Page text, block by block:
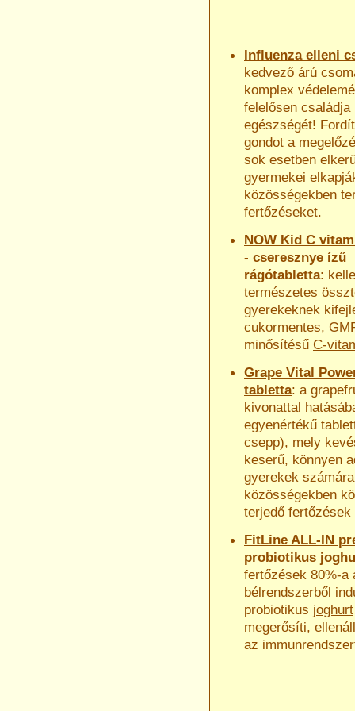
Influenza elleni
kedvező árú
komplex
felelősen családja
egészségét!
gondot a
sok esetben
gyermekei
közösségekben
fertőzéseket.
NOW Kid C
- cseresznye ízű
rágótabletta:
természetes
gyerekeknek
cukormentes,
minősítésű C-
Grape Vital
tabletta: a
kivonattal
egyenértékű
csepp), mely
keserű, könnyen
gyerekek
közösségekben
terjedő fertőzések
FitLine ALL-IN
probiotikus
fertőzések 80%-a
bélrendszerből
probiotikus joghurt
megerősíti,
az